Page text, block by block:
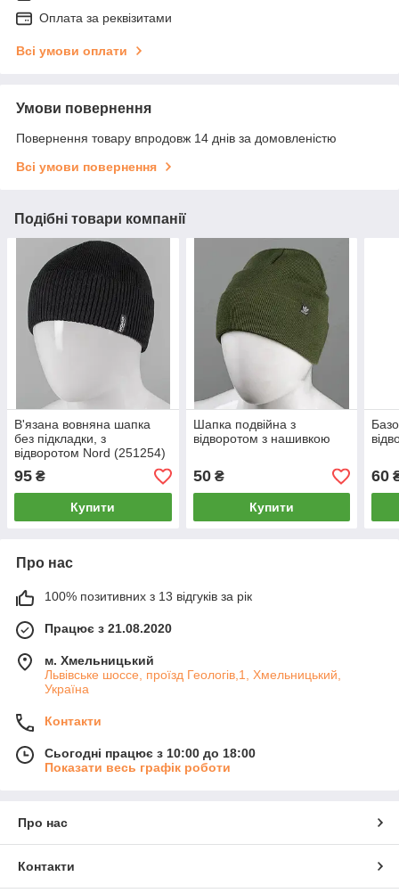
Оплата за реквізитами
Всі умови оплати
Умови повернення
Повернення товару впродовж 14 днів за домовленістю
Всі умови повернення
Подібні товари компанії
В'язана вовняна шапка
без підкладки, з
відворотом Nord (251254)
95 ₴
Купити
Шапка подвійна з
відворотом з нашивкою
50₴
Купити
60
Про нас
100% позитивних з 13 відгуків за рік
Працює з 21.08.2020
м. Хмельницький
Львівське шоссе, проїзд Геологів,1, Хмельницький,
Україна
Контакти
Сьогодні працює з 10:00 до 18:00
Показати весь графік роботи
Про нас
Контакти